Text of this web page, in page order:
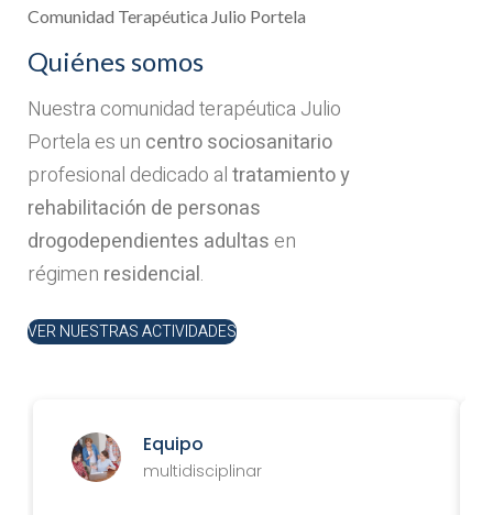
Comunidad Terapéutica Julio Portela
Quiénes somos
Nuestra comunidad terapéutica Julio
Portela es un centro sociosanitario
profesional dedicado altratamiento y
rehabilitación de personas
drogodependientes adultasen
régimen residencial.
VER NUESTRAS ACTIVIDADES
Equipo
multidisciplinar